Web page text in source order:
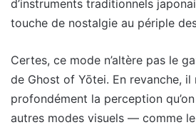
d’instruments traditionnels
touche de nostalgie au périple
Certes, ce mode n’altère pas le
de Ghost of Yōtei. En revanche, il
profondément la perception
autres modes visuels — comme